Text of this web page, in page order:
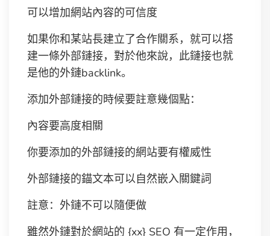
可以增加網站內容的可信度
如果你和某站長建立了合作關系，就可以搭
建一條外部鏈接，對於他來說，此鏈接也就
是他的外鏈backlink。
添加外部鏈接的時候要註意幾個點：
內容要高度相關
你要添加的外部鏈接的網站要有權威性
外部鏈接的錨文本可以自然嵌入關鍵詞
註意：外鏈不可以隨便做
雖然外鏈對於網站的 {xx} SEO 有一定作用，